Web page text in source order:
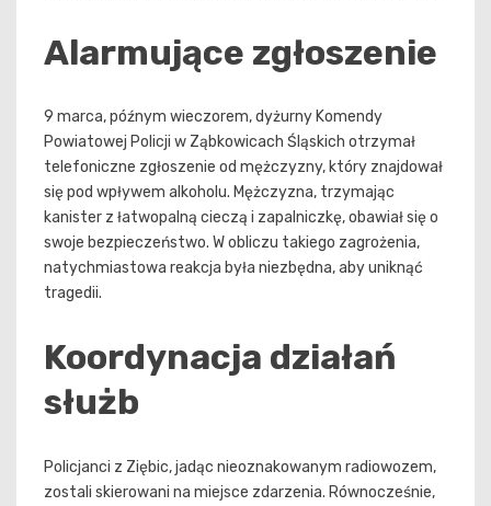
Alarmujące zgłoszenie
9 marca, późnym wieczorem, dyżurny Komendy
Powiatowej Policji w Ząbkowicach Śląskich otrzymał
telefoniczne zgłoszenie od mężczyzny, który znajdował
się pod wpływem alkoholu. Mężczyzna, trzymając
kanister z łatwopalną cieczą i zapalniczkę, obawiał się o
swoje bezpieczeństwo. W obliczu takiego zagrożenia,
natychmiastowa reakcja była niezbędna, aby uniknąć
tragedii.
Koordynacja działań
służb
Policjanci z Ziębic, jadąc nieoznakowanym radiowozem,
zostali skierowani na miejsce zdarzenia. Równocześnie,